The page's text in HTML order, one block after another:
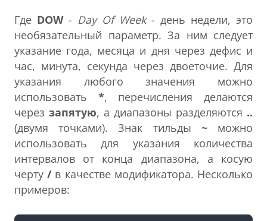
Где DOW- Day Of Week- день недели, это
необязательный параметр. За ним следует
указание года, месяца и дня через дефис и
час, минута, секунда через двоеточие. Для
указания любого значения можно
использовать *, перечисления делаются
через запятую, а диапазоны разделяются ..
(двумя точками). Знак тильды ~можно
использовать для указания количества
интервалов от конца диапазона, а косую
черту/в качестве модификатора. Несколько
примеров: